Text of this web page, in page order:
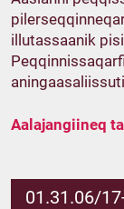
illutassaanik
Aalajangiineq
01.31.06/